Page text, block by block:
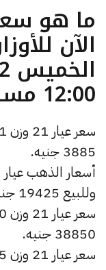
الآن
12:00 مساءً )
3885 جنيه.
وللبيع 19425 جنيه.
38850 جنيه.